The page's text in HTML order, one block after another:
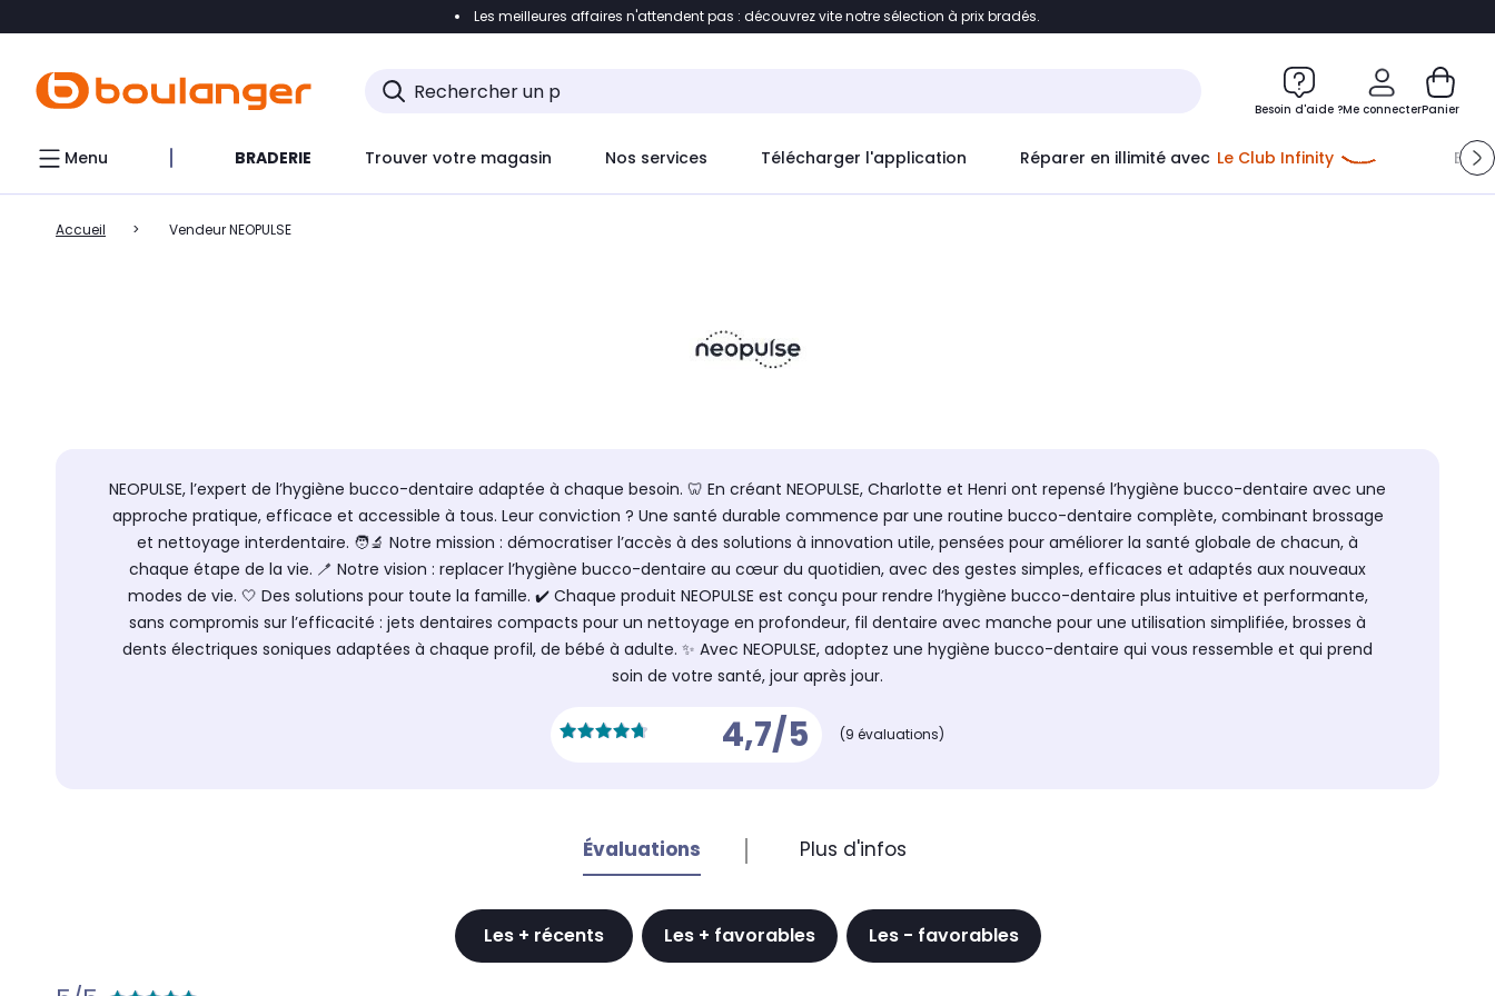
Accéder directement au contenu Accéder directement au pied de page Accéder directement au chatbot
Les meilleures affaires n'attendent pas : découvrez vite notre sélection à prix bradés.
Besoin d'aide ?Me connecter
Me connecter
Panier
Menu BRADERIE Trouver votre magasin Nos services Télécharger l'application Réparer en illimité avec Le Club Infinity
Accueil Vendeur NEOPULSE
NEOPULSE, l’expert de l’hygiène bucco-dentaire adaptée à chaque besoin. 🦷 En créant NEOPULSE, Charlotte et Henri ont repensé l’hygiène bucco-dentaire avec une
approche pratique, efficace et accessible à tous. Leur conviction ? Une santé durable commence par une routine bucco-dentaire complète, combinant brossage
et nettoyage interdentaire. 🧑‍🔬 Notre mission : démocratiser l’accès à des solutions à innovation utile, pensées pour améliorer la santé globale de chacun, à
chaque étape de la vie. 🪥 Notre vision : replacer l’hygiène bucco-dentaire au cœur du quotidien, avec des gestes simples, efficaces et adaptés aux nouveaux
modes de vie. 🤍 Des solutions pour toute la famille. ✔️ Chaque produit NEOPULSE est conçu pour rendre l’hygiène bucco-dentaire plus intuitive et performante,
sans compromis sur l’efficacité : jets dentaires compacts pour un nettoyage en profondeur, fil dentaire avec manche pour une utilisation simplifiée, brosses à
dents électriques soniques adaptées à chaque profil, de bébé à adulte. ✨ Avec NEOPULSE, adoptez une hygiène bucco-dentaire qui vous ressemble et qui prend
soin de votre santé, jour après jour.
4,7/5 (9 évaluations)
Évaluations Plus d'infos
Les + récents Les + favorables Les - favorables